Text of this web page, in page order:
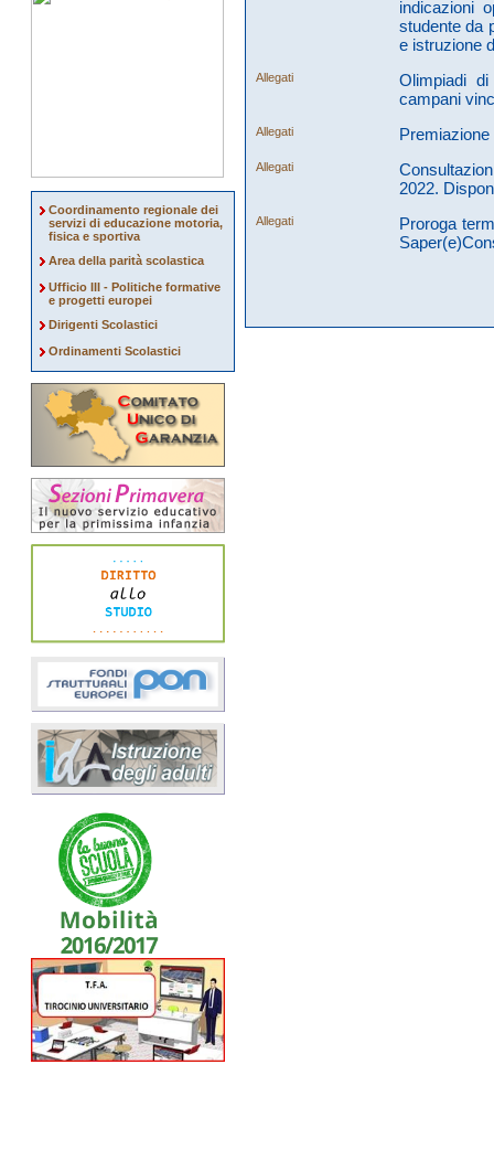
Coordinamento regionale dei
servizi di educazione motoria,
fisica e sportiva
Area della parità scolastica
Ufficio III - Politiche formative
e progetti europei
Dirigenti Scolastici
Ordinamenti Scolastici
indicazioni
studente da
e istruzione
Allegati
Olimpiadi
campani
Allegati
Allegati
2022.
Allegati
Proroga